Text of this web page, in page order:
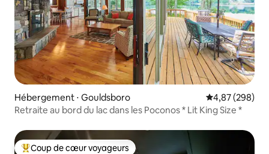
Hébergement ⋅ Gouldsboro Évaluation
4,87 (298)
Retraite au bord du lac dans les Poconos * Lit King Size *
Coup de cœur voyageurs